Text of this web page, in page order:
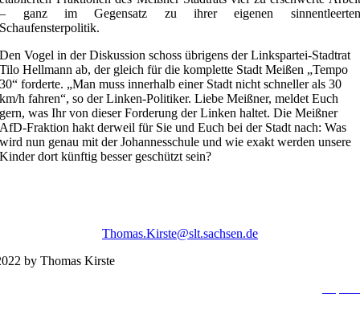
– ganz im Gegensatz zu ihrer eigenen sinnentleerten
Schaufensterpolitik.
Den Vogel in der Diskussion schoss übrigens der Linkspartei-Stadtrat
Tilo Hellmann ab, der gleich für die komplette Stadt Meißen „Tempo
30“ forderte. „Man muss innerhalb einer Stadt nicht schneller als 30
km/h fahren“, so der Linken-Politiker. Liebe Meißner, meldet Euch
gern, was Ihr von dieser Forderung der Linken haltet. Die Meißner
AfD-Fraktion hakt derweil für Sie und Euch bei der Stadt nach: Was
wird nun genau mit der Johannesschule und wie exakt werden unsere
Kinder dort künftig besser geschützt sein?
Thomas.Kirste@slt.sachsen.de
by Thomas Kirste